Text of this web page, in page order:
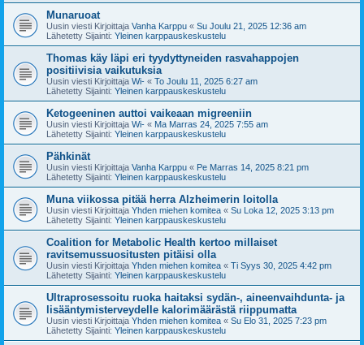
Munaruoat
Uusin viesti Kirjoittaja Vanha Karppu « Su Joulu 21, 2025 12:36 am
Lähetetty Sijainti: Yleinen karppauskeskustelu
Thomas käy läpi eri tyydyttyneiden rasvahappojen
positiivisia vaikutuksia
Uusin viesti Kirjoittaja Wi- « To Joulu 11, 2025 6:27 am
Lähetetty Sijainti: Yleinen karppauskeskustelu
Ketogeeninen auttoi vaikeaan migreeniin
Uusin viesti Kirjoittaja Wi- « Ma Marras 24, 2025 7:55 am
Lähetetty Sijainti: Yleinen karppauskeskustelu
Pähkinät
Uusin viesti Kirjoittaja Vanha Karppu « Pe Marras 14, 2025 8:21 pm
Lähetetty Sijainti: Yleinen karppauskeskustelu
Muna viikossa pitää herra Alzheimerin loitolla
Uusin viesti Kirjoittaja Yhden miehen komitea « Su Loka 12, 2025 3:13 pm
Lähetetty Sijainti: Yleinen karppauskeskustelu
Coalition for Metabolic Health kertoo millaiset
ravitsemussuositusten pitäisi olla
Uusin viesti Kirjoittaja Yhden miehen komitea « Ti Syys 30, 2025 4:42 pm
Lähetetty Sijainti: Yleinen karppauskeskustelu
Ultraprosessoitu ruoka haitaksi sydän-, aineenvaihdunta- ja
lisääntymisterveydelle kalorimäärästä riippumatta
Uusin viesti Kirjoittaja Yhden miehen komitea « Su Elo 31, 2025 7:23 pm
Lähetetty Sijainti: Yleinen karppauskeskustelu